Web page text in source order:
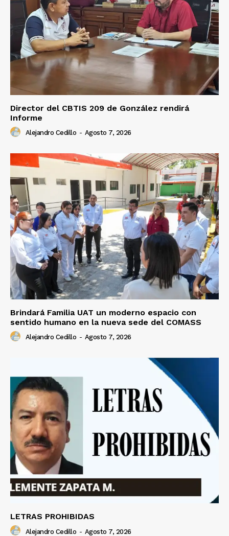
Director del CBTIS 209 de González rendirá
Informe
Alejandro Cedillo - Agosto 7, 2026
Brindará Familia UAT un moderno espacio con
sentido humano en la nueva sede del COMASS
Alejandro Cedillo - Agosto 7, 2026
LETRAS PROHIBIDAS
Alejandro Cedillo - Agosto 7, 2026